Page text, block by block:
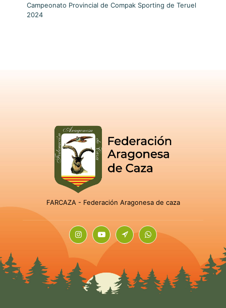
Campeonato Provincial de Compak Sporting de Teruel
2024
FARCAZA - Federación Aragonesa de caza